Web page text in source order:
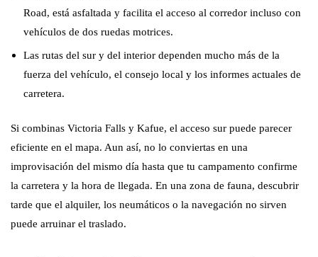
Road, está asfaltada y facilita el acceso al corredor incluso con
vehículos de dos ruedas motrices.
Las rutas del sur y del interior dependen mucho más de la
fuerza del vehículo, el consejo local y los informes actuales de
carretera.
Si combinas Victoria Falls y Kafue, el acceso sur puede parecer
eficiente en el mapa. Aun así, no lo conviertas en una
improvisación del mismo día hasta que tu campamento confirme
la carretera y la hora de llegada. En una zona de fauna, descubrir
tarde que el alquiler, los neumáticos o la navegación no sirven
puede arruinar el traslado.